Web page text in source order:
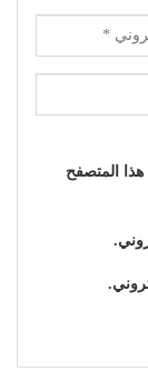
المتصفح